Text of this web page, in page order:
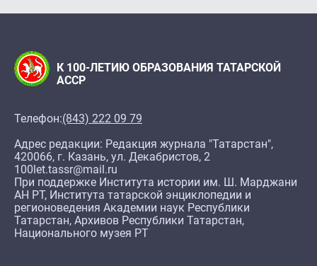
К 100-ЛЕТИЮ ОБРАЗОВАНИЯ ТАТАРСКОЙ
АССР
Телефон:(843) 222 09 79
Адрес редакции: Редакция журнала "Татарстан",
420066, г. Казань, ул. Декабристов, 2
100let.tassr@mail.ru
При поддержке Института истории им. Ш. Марджани
АН РТ, Института татарской энциклопедии и
регионоведения Академии наук Республики
Татарстан, Архивов Республики Татарстан,
Национального музея РТ